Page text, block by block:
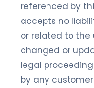
referenced by
accepts no
or related to the
changed or
legal
by any